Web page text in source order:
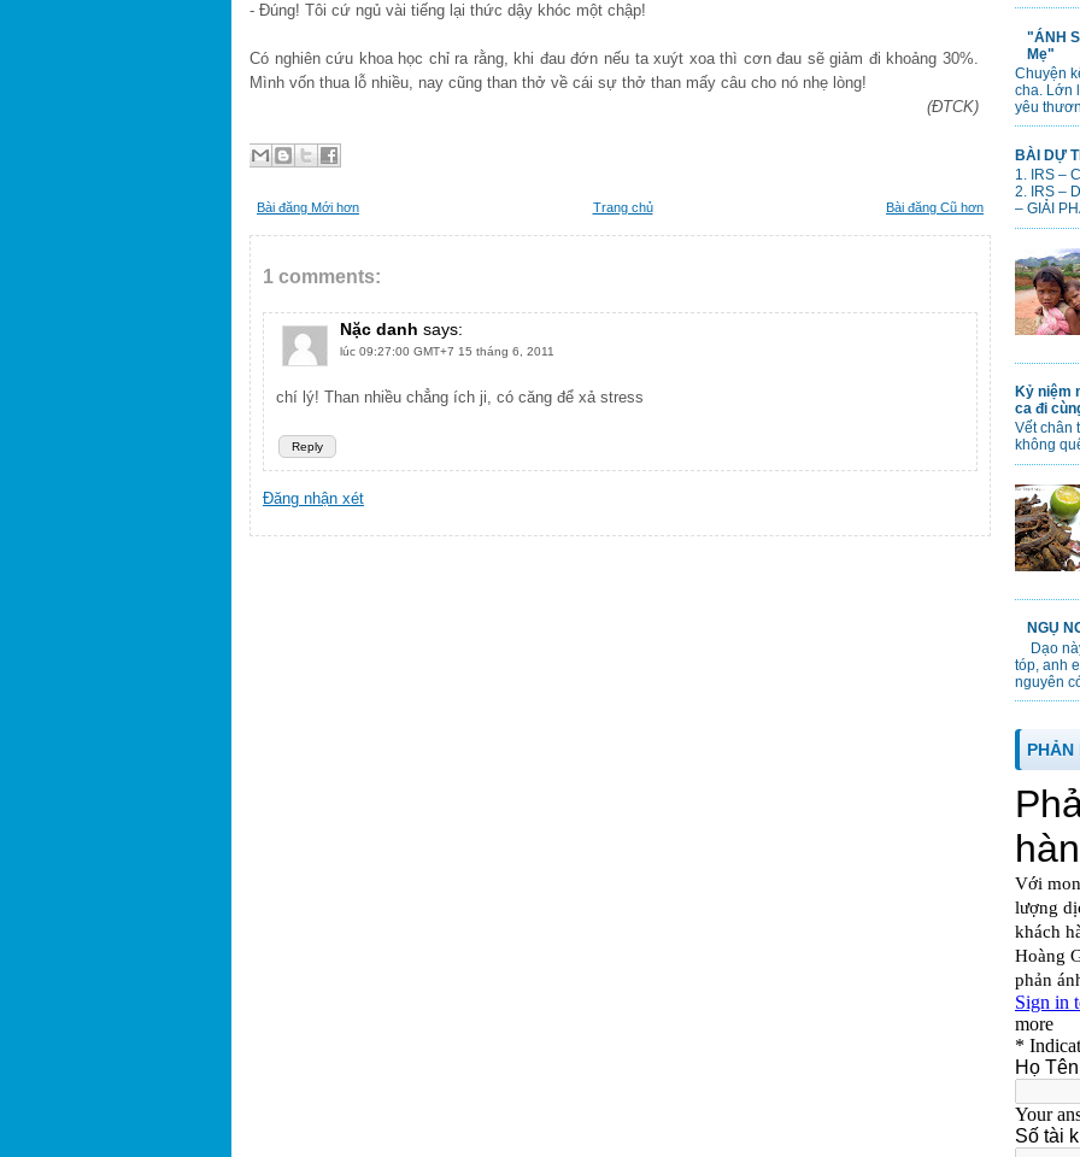
- Đúng! Tôi cứ ngủ vài tiếng lại thức dậy khóc một chập!
Có nghiên cứu khoa học chỉ ra rằng, khi đau đớn nếu ta xuýt xoa thì cơn đau sẽ giảm đi khoảng 30%.
Mình vốn thua lỗ nhiều, nay cũng than thở về cái sự thở than mấy câu cho nó nhẹ lòng!
(ĐTCK)
Bài đăng Mới hơn Bài đăng Cũ hơn
Trang chủ
1 comments:
Nặc danh says:
lúc 09:27:00 GMT+7 15 tháng 6, 2011
Reply
chí lý! Than nhiều chẳng ích ji, có căng để xả stress
Đăng nhận xét
"ÁNH
Mẹ"
Chuyện
cha. Lớn
yêu
BÀI DỰ
1. IRS –
2. IRS –
– GIẢI
Kỷ niệm
ca đi
Vết chân
không
NGỤ
Dạo
tóp, anh
nguyên
PHẢN